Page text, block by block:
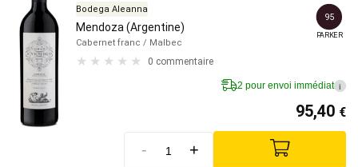
Bodega Aleanna
Mendoza (Argentine)
Cabernet franc / Malbec
0 commentaire
95
PARKER
2 pour envoi immédiat i
95,40 €
- +